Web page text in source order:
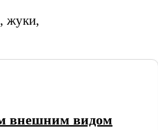
внешним видом